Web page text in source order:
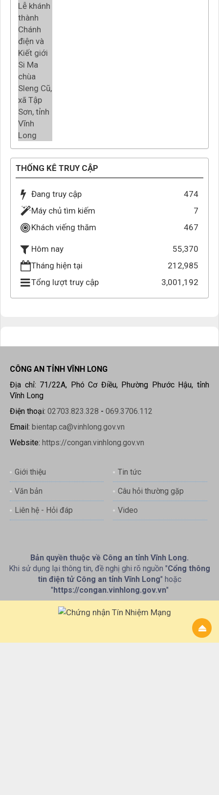
THỐNG KÊ TRUY CẬP
Đang truy cập
474
Máy chủ tìm kiếm
7
Khách viếng thăm
467
Hôm nay
55,370
Tháng hiện tại
212,985
Tổng lượt truy cập
3,001,192
CÔNG AN TỈNH VĨNH LONG
Địa chỉ: 71/22A, Phó Cơ Điều, Phường Phước Hậu, tỉnh
Vĩnh Long
Điện thoại: 02703.823.328 - 069.3706.112
Email: bientap.ca@vinhlong.gov.vn
Website: https://congan.vinhlong.gov.vn
Giới thiệu Tin tức
Văn bản Câu hỏi thường gặp
Liên hệ - Hỏi đáp Video
Bản quyền thuộc về Công an tỉnh Vĩnh Long.
Khi sử dụng lại thông tin, đề nghị ghi rõ nguồn "Cổng thông
tin điện tử Công an tỉnh Vĩnh Long" hoặc
"https://congan.vinhlong.gov.vn"